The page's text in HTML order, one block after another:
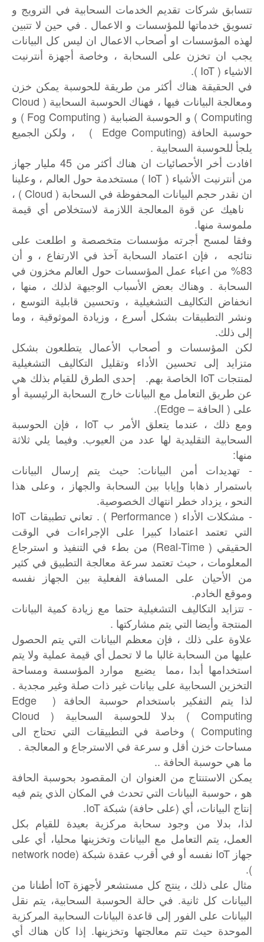
تتسابق شركات تقديم الخدمات السحابية في الترويج و
تسويق خدماتها للمؤسسات و الاعمال . في حين لا تتبين
لهذه المؤسسات او أصحاب الاعمال ان ليس كل البيانات
يجب ان تخزن على السحابة ، وخاصة أجهزة أنترنيت
الاشياء ( IoT ).
في الحقيقة هناك أكثر من طريقة للحوسبة يمكن خزن
ومعالجة البيانات فيها ، فهناك الحوسبة السحابية ( Cloud
Computing ) و الحوسبة الضبابية ( Fog Computing ) و
حوسبة الحافة (Edge Computing ) ، ولكن الجميع
يلجأ للحوسبة السحابية .
افادت أخر الأحصائيات ان هناك أكثر من 45 مليار جهاز
من أنترنيت الأشياء ( IoT ) مستخدمة حول العالم ، وعلينا
ان نقدر حجم البيانات المحفوظة في السحابة ( Cloud ) ،
ناهيك عن قوة المعالجة اللازمة لاستخلاص أي قيمة
ملموسة منها.
وفقا لمسح أجرته مؤسسات متخصصة و اطلعت على
نتائجه ، فإن اعتماد السحابة آخذ في الارتفاع ، و أن
83% من اعباء عمل المؤسسات حول العالم مخزون في
السحابة . وهناك بعض الأسباب الوجيهة لذلك ، منها ،
انخفاض التكاليف التشغيلية ، وتحسين قابلية التوسع ،
ونشر التطبيقات بشكل أسرع ، وزيادة الموثوقية ، وما
إلى ذلك.
لكن المؤسسات و أصحاب الأعمال يتطلعون بشكل
متزايد إلى تحسين الأداء وتقليل التكاليف التشغيلية
لمنتجات IoT الخاصة بهم. إحدى الطرق للقيام بذلك هي
عن طريق التعامل مع البيانات خارج السحابة الرئيسية أو
على ( الحافة – Edge).
ومع ذلك ، عندما يتعلق الأمر ب IoT ، فإن الحوسبة
السحابية التقليدية لها عدد من العيوب. وفيما يلي ثلاثة
منها:
- تهديدات أمن البيانات: حيث يتم إرسال البيانات
باستمرار ذهابا وإيابا بين السحابة والجهاز ، وعلى هذا
النحو ، يزداد خطر انتهاك الخصوصية.
- مشكلات الأداء ( Performance ) . تعاني تطبيقات IoT
التي تعتمد اعتمادا كبيرا على الإجراءات في الوقت
الحقيقي ( Real-Time) من بطء في التنفيذ و استرجاع
المعلومات ، حيث تعتمد سرعة معالجة التطبيق في كثير
من الأحيان على المسافة الفعلية بين الجهاز نفسه
وموقع الخادم.
- تتزايد التكاليف التشغيلية حتما مع زيادة كمية البيانات
المنتجة وأيضا التي يتم مشاركتها .
علاوة على ذلك ، فإن معظم البيانات التي يتم الحصول
عليها من السحابة غالبا ما لا تحمل أي قيمة عملية ولا يتم
استخدامها أبدا ،مما يضيع موارد المؤسسة ومساحة
التخزين السحابية على بيانات غير ذات صلة وغير مجدية .
لذا يتم التفكير باستخدام حوسبة الحافة ( Edge
Computing ) بدلا للحوسبة السحابية ( Cloud
Computing ) وخاصة في التطبيقات التي تحتاج الى
مساحات خزن أقل و سرعة في الاسترجاع و المعالجة .
ما هي حوسبة الحافة ..
يمكن الاستنتاج من العنوان ان المقصود بحوسبة الحافة
هو ، حوسبة البيانات التي تحدث في المكان الذي يتم فيه
إنتاج البيانات، أي (على حافة) شبكة IoT.
لذا، بدلا من وجود سحابة مركزية بعيدة للقيام بكل
العمل، يتم التعامل مع البيانات وتخزينها محليا، أي على
جهاز IoT نفسه أو في أقرب عقدة شبكة (network node
).
مثال على ذلك ، ينتج كل مستشعر لأجهزة IoT أطنانا من
البيانات كل ثانية. في حالة الحوسبة السحابية، يتم نقل
البيانات على الفور إلى قاعدة البيانات السحابية المركزية
الموحدة حيث تتم معالجتها وتخزينها. إذا كان هناك أي